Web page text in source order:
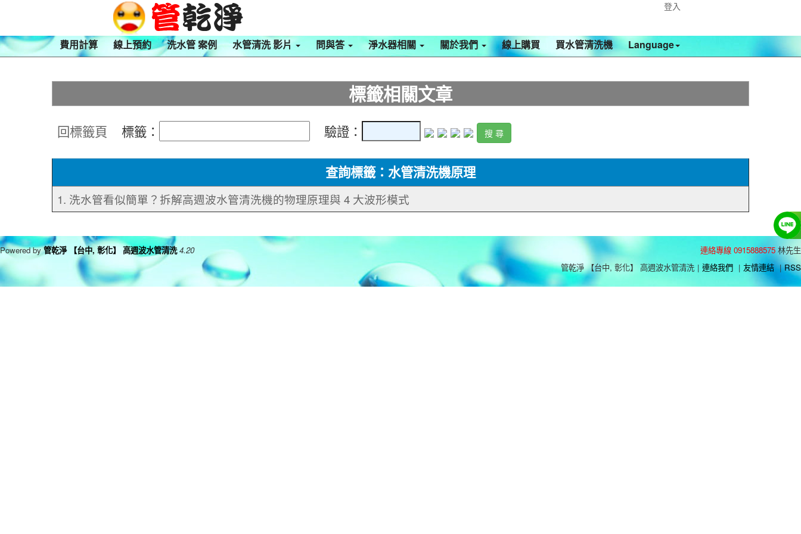
登入
費用計算 線上預約 洗水管 案例 水管清洗 影片 問與答 淨水器相關 關於我們 線上購買 買水管清洗機 Language
標籤相關文章
回標籤頁 標籤： 驗證：
查詢標籤：水管清洗機原理
1. 洗水管看似簡單？拆解高週波水管清洗機的物理原理與 4 大波形模式
連絡專線 0915888575 林先生
管乾淨 【台中, 彰化】 高週波水管清洗 | 連絡我們 | 友情連結 | RSS
Powered by管乾淨 【台中, 彰化】 高週波水管清洗 4.20